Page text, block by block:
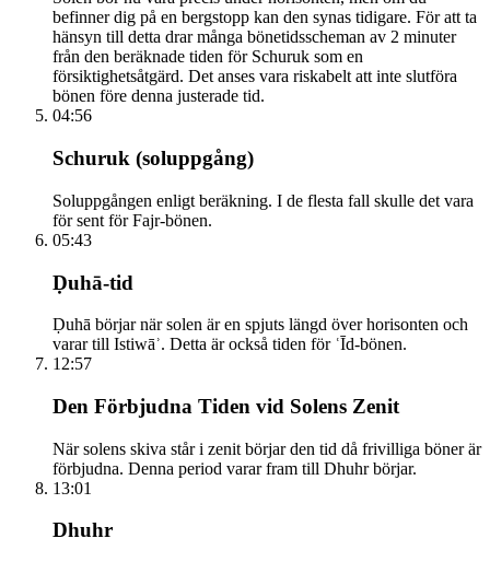
befinner dig på en bergstopp kan den synas tidigare. För att ta
hänsyn till detta drar många bönetidsscheman av 2 minuter
från den beräknade tiden för Schuruk som en
försiktighetsåtgärd. Det anses vara riskabelt att inte slutföra
bönen före denna justerade tid.
04:56
Schuruk (soluppgång)
Soluppgången enligt beräkning. I de flesta fall skulle det vara
för sent för Fajr-bönen.
05:43
Ḍuhā-tid
Ḍuhā börjar när solen är en spjuts längd över horisonten och
varar till Istiwāʾ. Detta är också tiden för ʿĪd-bönen.
12:57
Den Förbjudna Tiden vid Solens Zenit
När solens skiva står i zenit börjar den tid då frivilliga böner är
förbjudna. Denna period varar fram till Dhuhr börjar.
13:01
Dhuhr